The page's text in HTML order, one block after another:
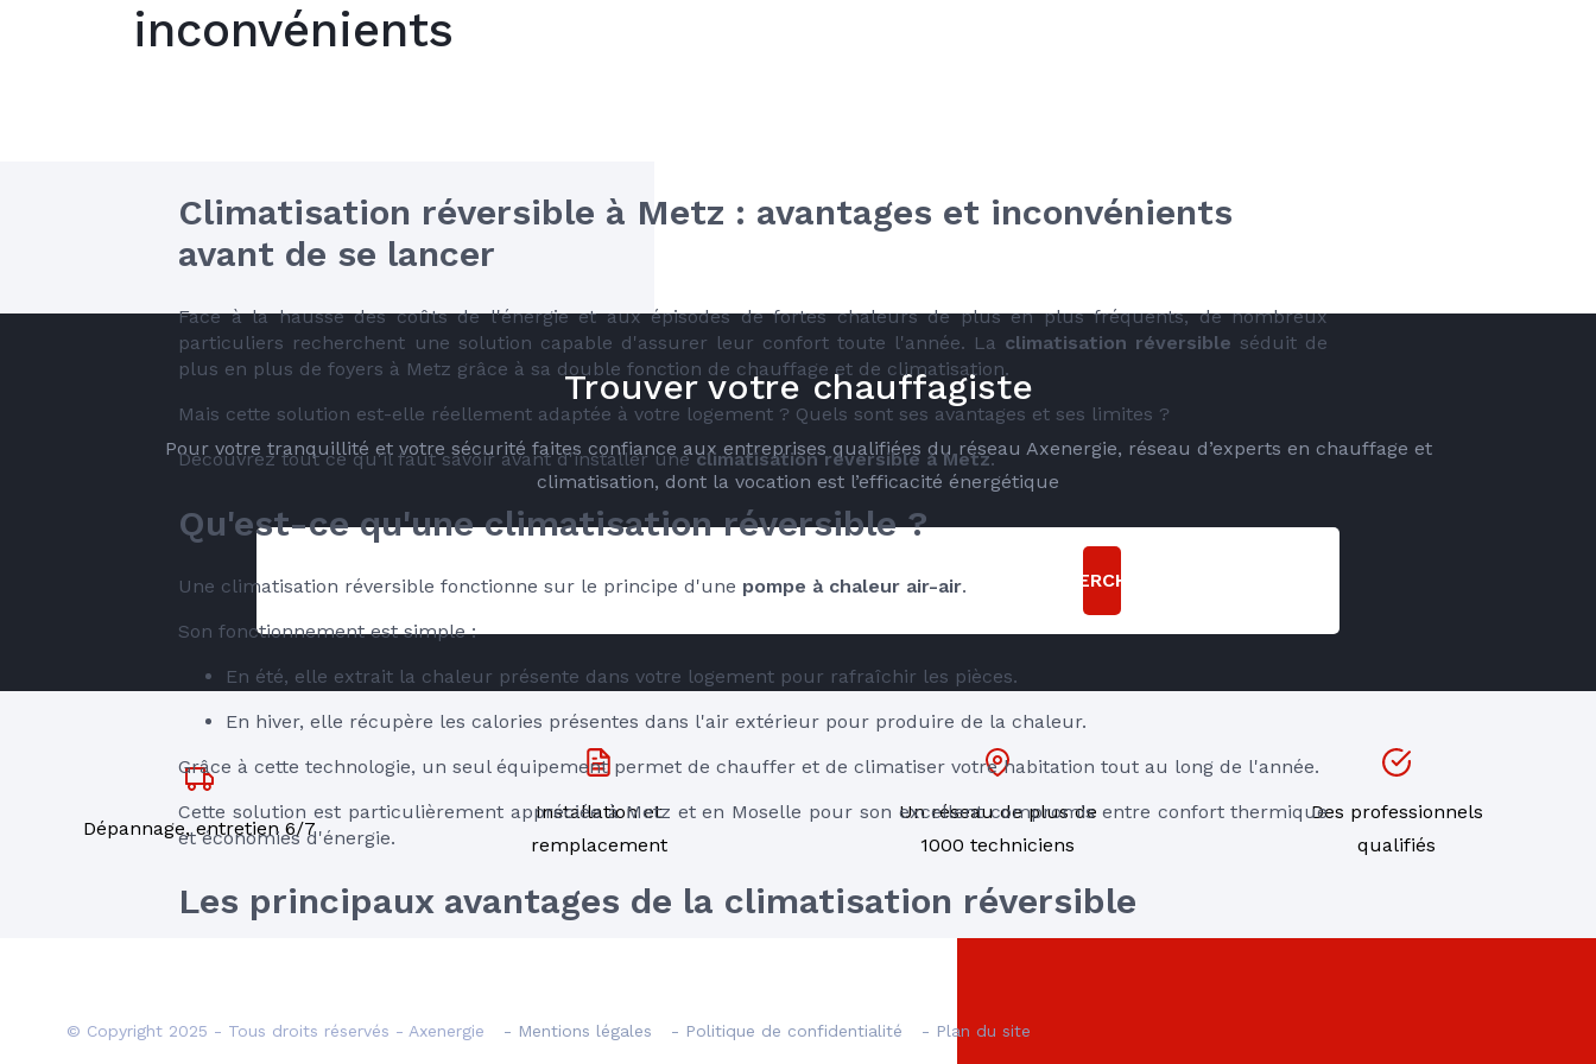
inconvénients
Climatisation réversible à Metz : avantages et inconvénients
avant de se lancer
Face à la hausse des coûts de l'énergie et aux épisodes de fortes chaleurs de plus en plus fréquents, de nombreux
particuliers recherchent une solution capable d'assurer leur confort toute l'année. La climatisation réversible séduit de
plus en plus de foyers à Metz grâce à sa double fonction de chauffage et de climatisation.
Mais cette solution est-elle réellement adaptée à votre logement ? Quels sont ses avantages et ses limites ?
Découvrez tout ce qu'il faut savoir avant d'installer une climatisation réversible à Metz.
Qu'est-ce qu'une climatisation réversible ?
Une climatisation réversible fonctionne sur le principe d'une pompe à chaleur air-air.
Son fonctionnement est simple :
En été, elle extrait la chaleur présente dans votre logement pour rafraîchir les pièces.
En hiver, elle récupère les calories présentes dans l'air extérieur pour produire de la chaleur.
Grâce à cette technologie, un seul équipement permet de chauffer et de climatiser votre habitation tout au long de l'année.
Cette solution est particulièrement appréciée à Metz et en Moselle pour son excellent compromis entre confort thermique
et économies d'énergie.
Les principaux avantages de la climatisation réversible
Le premier avantage d'une climatisation réversible est sa polyvalence.
Trouver votre chauffagiste
Pour votre tranquillité et votre sécurité faites confiance aux entreprises qualifiées du réseau Axenergie, réseau d’experts en chauffage et
climatisation, dont la vocation est l’efficacité énergétique
RECHERCHER
Dépannage, entretien 6/7
Installation et
remplacement
Un réseau de plus de
1000 techniciens
Des professionnels
qualifiés
© Copyright 2025 - Tous droits réservés - Axenergie - Mentions légales - Politique de confidentialité - Plan du site